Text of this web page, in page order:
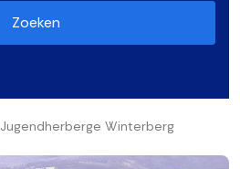
Zoeken
Jugendherberge Winterberg